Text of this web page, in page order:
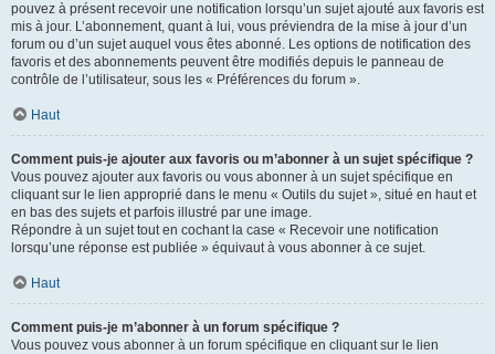
pouvez à présent recevoir une notification lorsqu’un sujet ajouté aux favoris est
mis à jour. L’abonnement, quant à lui, vous préviendra de la mise à jour d’un
forum ou d’un sujet auquel vous êtes abonné. Les options de notification des
favoris et des abonnements peuvent être modifiés depuis le panneau de
contrôle de l’utilisateur, sous les « Préférences du forum ».
Haut
Comment puis-je ajouter aux favoris ou m’abonner à un sujet spécifique ?
Vous pouvez ajouter aux favoris ou vous abonner à un sujet spécifique en
cliquant sur le lien approprié dans le menu « Outils du sujet », situé en haut et
en bas des sujets et parfois illustré par une image.
Répondre à un sujet tout en cochant la case « Recevoir une notification
lorsqu’une réponse est publiée » équivaut à vous abonner à ce sujet.
Haut
Comment puis-je m’abonner à un forum spécifique ?
Vous pouvez vous abonner à un forum spécifique en cliquant sur le lien